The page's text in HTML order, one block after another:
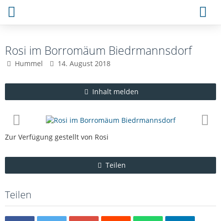
Rosi im Borromäum Biedrmannsdorf
Hummel 14. August 2018
Inhalt melden
Zur Verfügung gestellt von Rosi
Teilen
Teilen